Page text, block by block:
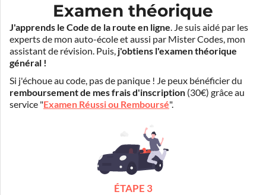
Examen théorique
J'apprends le Code de la route en ligne. Je suis aidé par les
experts de mon auto-école et aussi par Mister Codes, mon
assistant de révision. Puis, j'obtiens l'examen théorique
général !
Si j'échoue au code, pas de panique ! Je peux bénéficier du
remboursement de mes frais d'inscription (30€) grâce au
service "Examen Réussi ou Remboursé".
ÉTAPE 3